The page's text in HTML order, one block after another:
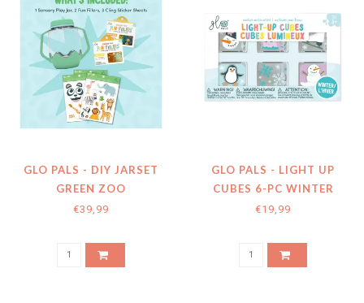
GLO PALS - DIY JARSET
GREEN ZOO
€39,99
GLO PALS - LIGHT UP
CUBES 6-PC WINTER
€19,99